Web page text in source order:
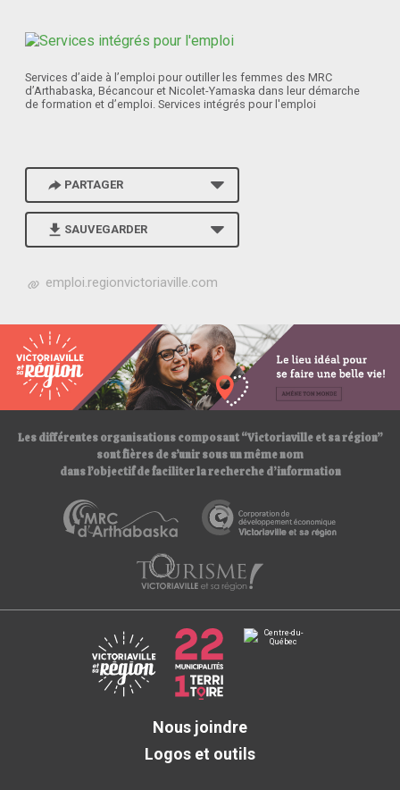
Services d’aide à l’emploi pour outiller les femmes des MRC
d’Arthabaska, Bécancour et Nicolet-Yamaska dans leur démarche
de formation et d’emploi. Services intégrés pour l'emploi
PARTAGER
SAUVEGARDER
h
p
s
:
/
/
emploi.regionvictoriaville.com
Les différentes organisations composant “Victoriaville et sa région”
sont fières de s’unir sous un même nom
dans l’objectif de faciliter la recherche d’information
Nous joindre
Logos et outils